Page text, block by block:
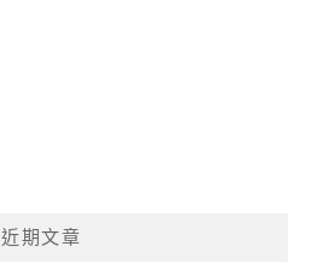
近期文章